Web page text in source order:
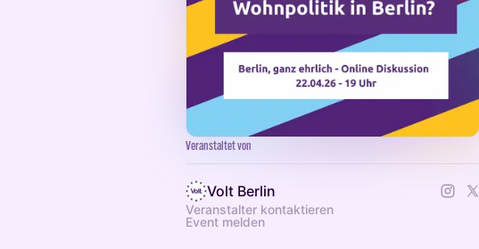
Veranstaltet von
Volt Berlin
Veranstalter kontaktieren
Event melden